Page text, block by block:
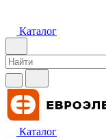
Каталог
Каталог